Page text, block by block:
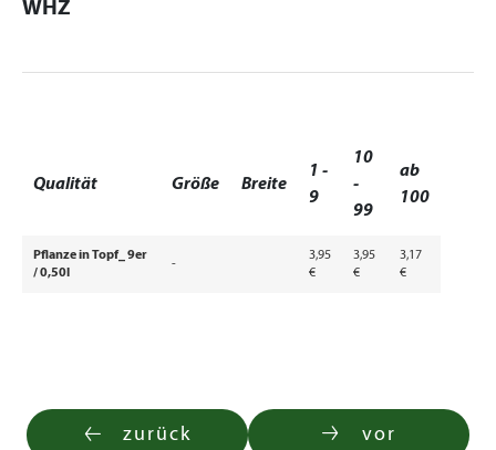
WHZ
Qualität Größe Breite
1 -
9
10
-
99
ab
100
Pflanze in Topf_ 9er
/ 0,50l
-
3,95
€
3,95
€
3,17
€
zurück vor